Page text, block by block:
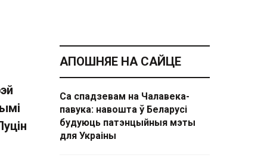
АПОШНЯЕ НА САЙЦЕ
Са спадзевам на Чалавека-
павука: навошта ў Беларусі
будуюць патэнцыйныя мэты
для Украіны